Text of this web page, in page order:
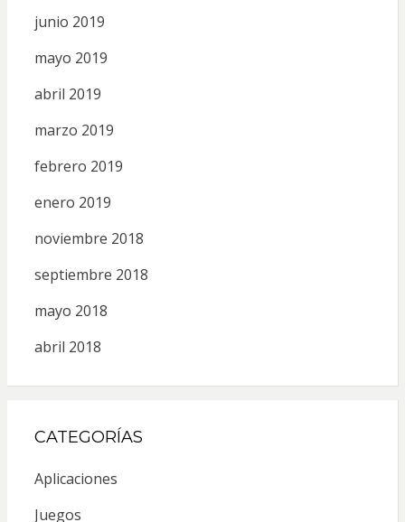
junio 2019
mayo 2019
abril 2019
marzo 2019
febrero 2019
enero 2019
noviembre 2018
septiembre 2018
mayo 2018
abril 2018
CATEGORÍAS
Aplicaciones
Juegos